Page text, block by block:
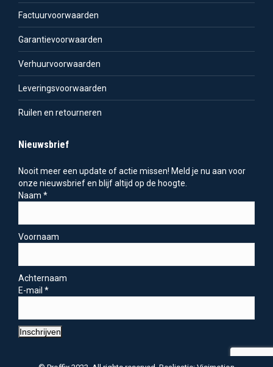
Factuurvoorwaarden
Garantievoorwaarden
Verhuurvoorwaarden
Leveringsvoorwaarden
Ruilen en retourneren
Nieuwsbrief
Nooit meer een update of actie missen! Meld je nu aan voor
onze nieuwsbrief en blijf altijd op de hoogte.
Naam *
Voornaam
Achternaam
E-mail *
Inschrijven